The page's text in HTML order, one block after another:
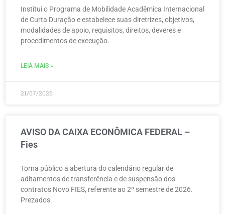
Institui o Programa de Mobilidade Acadêmica Internacional
de Curta Duração e estabelece suas diretrizes, objetivos,
modalidades de apoio, requisitos, direitos, deveres e
procedimentos de execução.
LEIA MAIS »
21/07/2026
AVISO DA CAIXA ECONÔMICA FEDERAL –
Fies
Torna público a abertura do calendário regular de
aditamentos de transferência e de suspensão dos
contratos Novo FIES, referente ao 2º semestre de 2026.
Prezados